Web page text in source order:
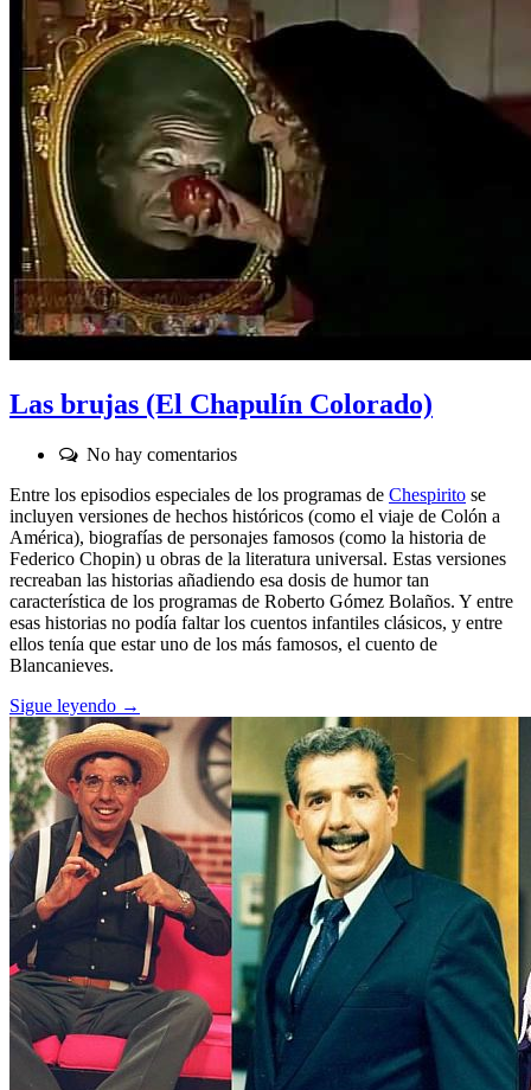
Las brujas (El Chapulín Colorado)
Comentarios:
No hay comentarios
Entre los episodios especiales de los programas de Chespirito se
incluyen versiones de hechos históricos (como el viaje de Colón a
América), biografías de personajes famosos (como la historia de
Federico Chopin) u obras de la literatura universal. Estas versiones
recreaban las historias añadiendo esa dosis de humor tan
característica de los programas de Roberto Gómez Bolaños. Y entre
esas historias no podía faltar los cuentos infantiles clásicos, y entre
ellos tenía que estar uno de los más famosos, el cuento de
Blancanieves.
Sigue leyendo →